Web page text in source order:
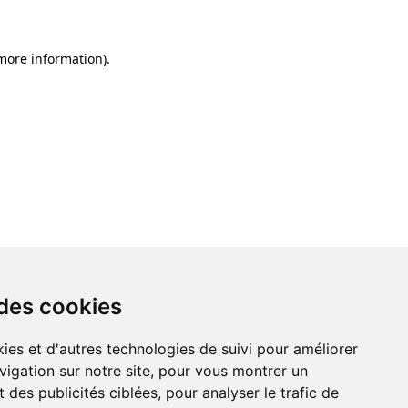
cookies
et d'autres technologies de suivi pour améliorer
sur notre site, pour vous montrer un
des publicités ciblées, pour analyser le trafic de
information).